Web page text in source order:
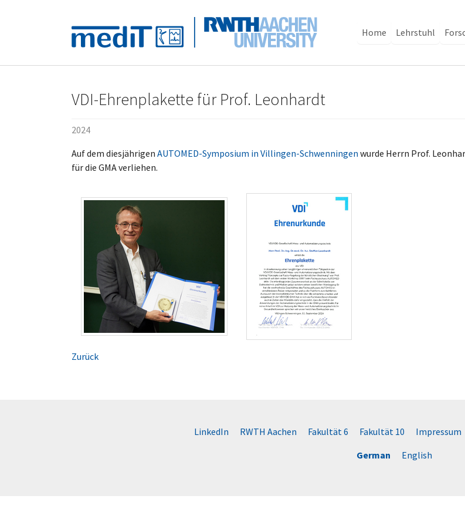
Home Lehrstuhl
VDI-Ehrenplakette für Prof. Leonhardt
2024
Auf dem diesjährigen AUTOMED-Symposium in Villingen-Schwenningen wurde Herrn Prof.
für die GMA verliehen.
Zurück
LinkedIn RWTH Aachen Fakultät 6 Fakultät 10 Impressum
German
English